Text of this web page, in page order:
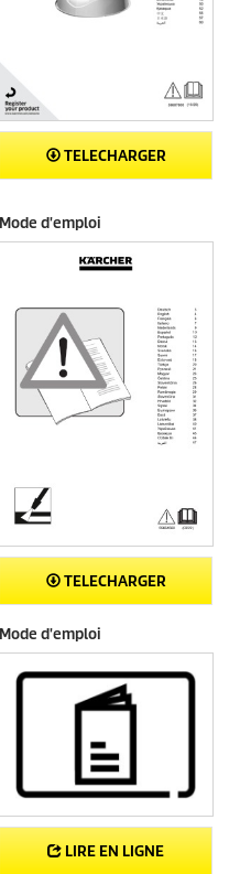
TELECHARGER
Mode d'emploi
TELECHARGER
Mode d'emploi
LIRE EN LIGNE